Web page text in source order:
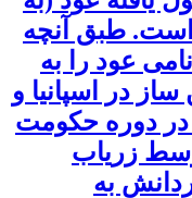
طبق آنچه
عود را به
در اسپانیا و
در دوره حکومت
زریاب
به